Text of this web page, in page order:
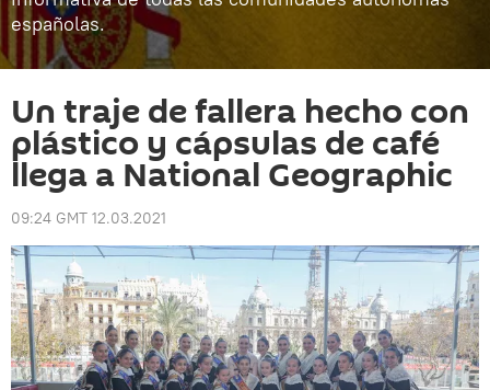
españolas.
Un traje de fallera hecho con
plástico y cápsulas de café
llega a National Geographic
09:24 GMT 12.03.2021